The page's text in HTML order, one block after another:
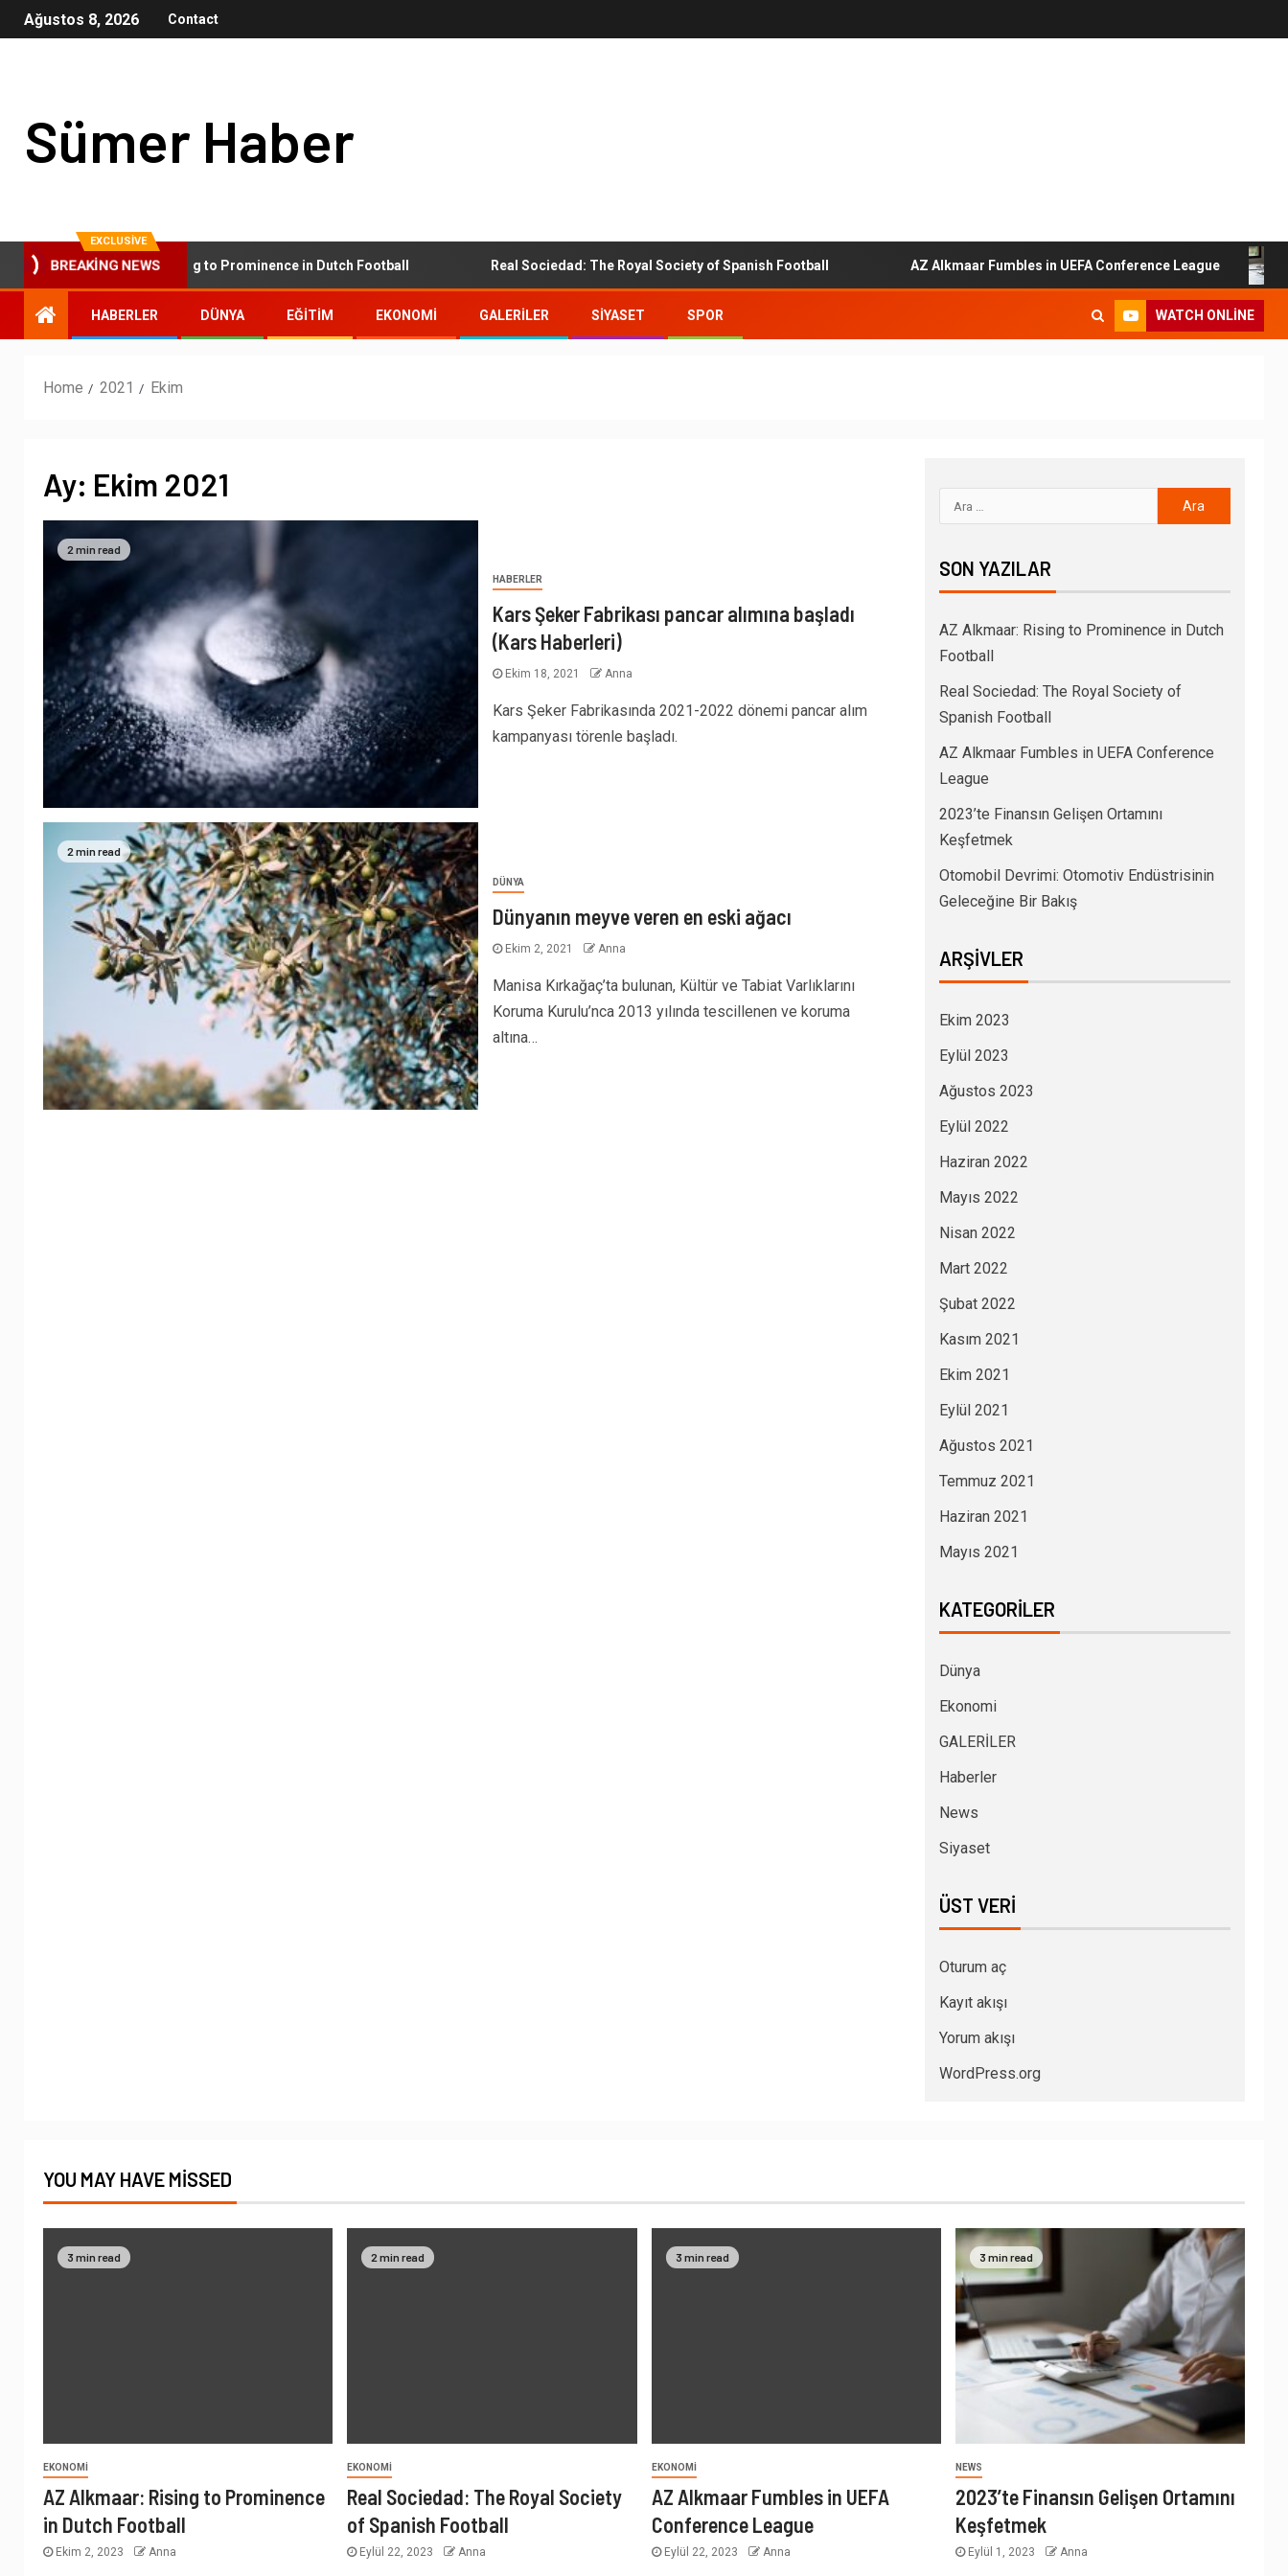
Ağustos 8, 2026 Contact
Sümer Haber
EXCLUSIVE
BREAKING NEWS
AZ Alkmaar: Rising to Prominence in Dutch Football Real Sociedad: The Royal Society of Spanish Football AZ Alkmaar Fumbles in UEFA Conference League
HABERLER DÜNYA EĞİTİM EKONOMI GALERİLER SIYASET SPOR WATCH ONLINE
Home 2021 Ekim
Ay: Ekim 2021
2 min read
HABERLER
Kars Şeker Fabrikası pancar alımına başladı
(Kars Haberleri)
Ekim 18, 2021 Anna
Kars Şeker Fabrikasında 2021-2022 dönemi pancar alım
kampanyası törenle başladı.
2 min read
DÜNYA
Dünyanın meyve veren en eski ağacı
Ekim 2, 2021 Anna
Manisa Kırkağaç’ta bulunan, Kültür ve Tabiat Varlıklarını
Koruma Kurulu’nca 2013 yılında tescillenen ve koruma
altına…
SON YAZILAR
AZ Alkmaar: Rising to Prominence in Dutch
Football
Real Sociedad: The Royal Society of
Spanish Football
AZ Alkmaar Fumbles in UEFA Conference
League
2023’te Finansın Gelişen Ortamını
Keşfetmek
Otomobil Devrimi: Otomotiv Endüstrisinin
Geleceğine Bir Bakış
ARŞIVLER
Ekim 2023
Eylül 2023
Ağustos 2023
Eylül 2022
Haziran 2022
Mayıs 2022
Nisan 2022
Mart 2022
Şubat 2022
Kasım 2021
Ekim 2021
Eylül 2021
Ağustos 2021
Temmuz 2021
Haziran 2021
Mayıs 2021
KATEGORILER
Dünya
Ekonomi
GALERİLER
Haberler
News
Siyaset
ÜST VERI
Oturum aç
Kayıt akışı
Yorum akışı
WordPress.org
YOU MAY HAVE MISSED
3 min read
EKONOMI
AZ Alkmaar: Rising to Prominence
in Dutch Football
Ekim 2, 2023 Anna
2 min read
EKONOMI
Real Sociedad: The Royal Society
of Spanish Football
Eylül 22, 2023 Anna
3 min read
EKONOMI
AZ Alkmaar Fumbles in UEFA
Conference League
Eylül 22, 2023 Anna
3 min read
NEWS
2023’te Finansın Gelişen Ortamını
Keşfetmek
Eylül 1, 2023 Anna